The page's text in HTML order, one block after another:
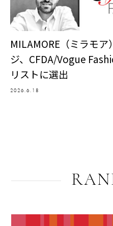
MILAMORE（ミラモ
ジ、CFDA/Vogue
リストに選出
2026.6.18